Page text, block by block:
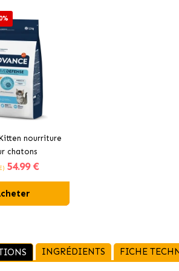
nourriture
chatons
54.99 €
INGRÉDIENTS FICHE